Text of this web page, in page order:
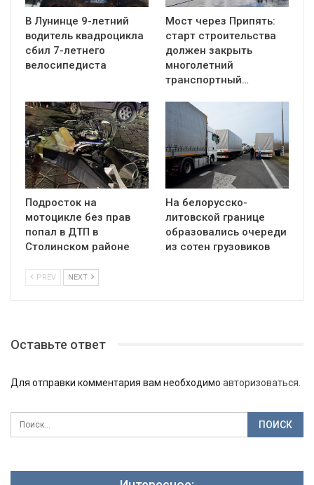
В Лунинце 9-летний
водитель квадроцикла
сбил 7-летнего
велосипедиста
Мост через Припять:
старт строительства
должен закрыть
многолетний
транспортный…
Подросток на
мотоцикле без прав
попал в ДТП в
Столинском районе
На белорусско-
литовской границе
образовались очереди
из сотен грузовиков
PREV NEXT
Оставьте ответ
Для отправки комментария вам необходимо авторизоваться